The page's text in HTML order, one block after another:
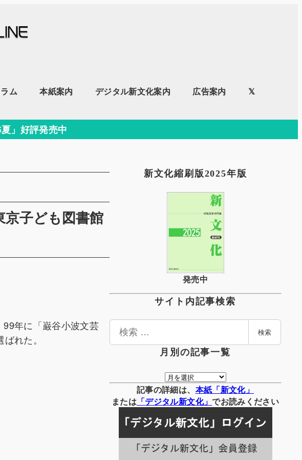
ム 本紙案内 デジタル新文化案内 広告案内 𝕏
」好評発売中
京子ども図書館
年に「巌谷小波文芸
れた。
新文化縮刷版2025年版
発売中
サイト内記事検索
検
検索
月別の記事一覧
月
別
の
事
一
覧
記事の詳細は、 本紙「新文化」
または 「デジタル新文化」でお読みください